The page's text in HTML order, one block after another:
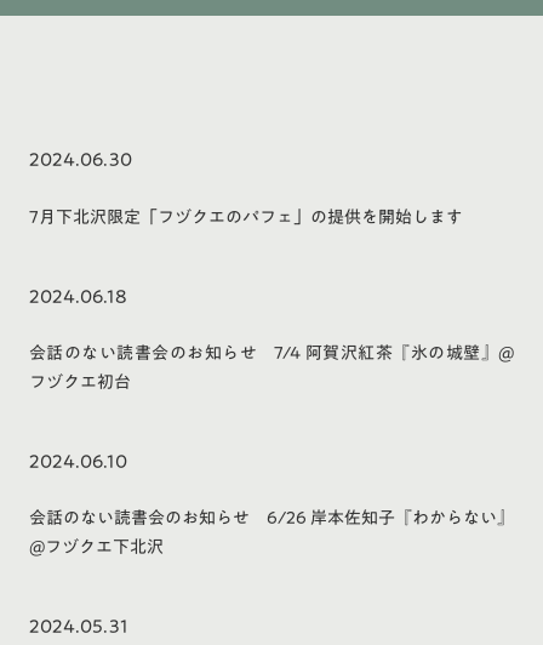
2024.06.30
7月下北沢限定「フヅクエのパフェ」の提供を開始します
2024.06.18
会話のない読書会のお知らせ 7/4 阿賀沢紅茶『氷の城壁』@
フヅクエ初台
2024.06.10
会話のない読書会のお知らせ 6/26 岸本佐知子『わからない』
@フヅクエ下北沢
2024.05.31